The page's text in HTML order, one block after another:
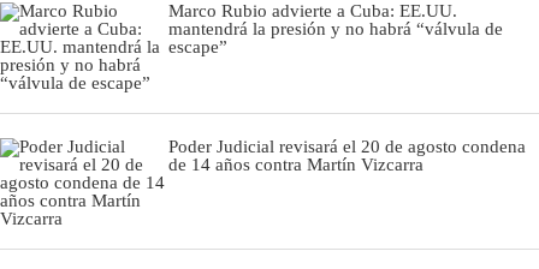
Marco Rubio advierte a Cuba: EE.UU.
mantendrá la presión y no habrá “válvula de
escape”
Poder Judicial revisará el 20 de agosto condena
de 14 años contra Martín Vizcarra